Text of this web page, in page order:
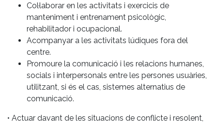
Col·laborar en les activitats i exercicis de
manteniment i entrenament psicològic,
rehabilitador i ocupacional.
Acompanyar a les activitats lúdiques fora del
centre.
Promoure la comunicació i les relacions humanes,
socials i interpersonals entre les persones usuàries,
utilitzant, si és el cas, sistemes alternatius de
comunicació.
• Actuar davant de les situacions de conflicte i resolent,